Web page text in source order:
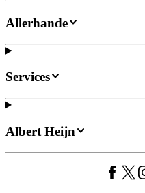
Allerhande
Services
Albert Heijn